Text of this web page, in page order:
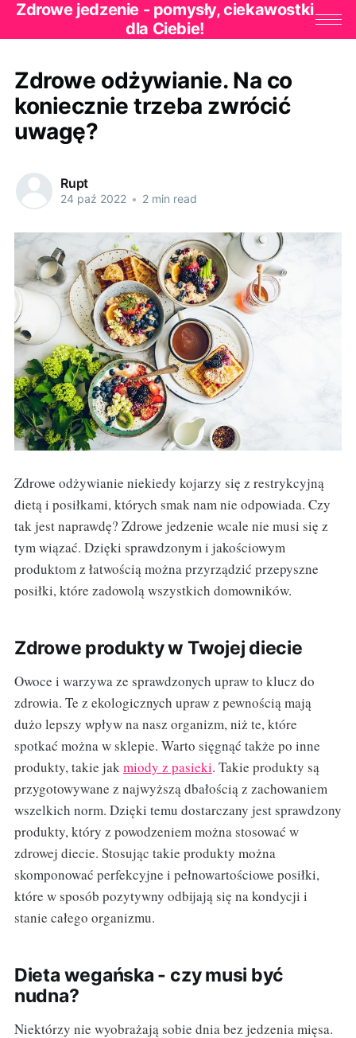
Zdrowe jedzenie - pomysły, ciekawostki
dla Ciebie!
Zdrowe odżywianie. Na co
koniecznie trzeba zwrócić
uwagę?
Rupt
24 paź 2022 • 2 min read
Zdrowe odżywianie niekiedy kojarzy się z restrykcyjną
dietą i posiłkami, których smak nam nie odpowiada. Czy
tak jest naprawdę? Zdrowe jedzenie wcale nie musi się z
tym wiązać. Dzięki sprawdzonym i jakościowym
produktom z łatwością można przyrządzić przepyszne
posiłki, które zadowolą wszystkich domowników.
Zdrowe produkty w Twojej diecie
Owoce i warzywa ze sprawdzonych upraw to klucz do
zdrowia. Te z ekologicznych upraw z pewnością mają
dużo lepszy wpływ na nasz organizm, niż te, które
spotkać można w sklepie. Warto sięgnąć także po inne
produkty, takie jakmiody z pasieki. Takie produkty są
przygotowywane z najwyższą dbałością z zachowaniem
wszelkich norm. Dzięki temu dostarczany jest sprawdzony
produkty, który z powodzeniem można stosować w
zdrowej diecie. Stosując takie produkty można
skomponować perfekcyjne i pełnowartościowe posiłki,
które w sposób pozytywny odbijają się na kondycji i
stanie całego organizmu.
Dieta wegańska - czy musi być
nudna?
Niektórzy nie wyobrażają sobie dnia bez jedzenia mięsa.